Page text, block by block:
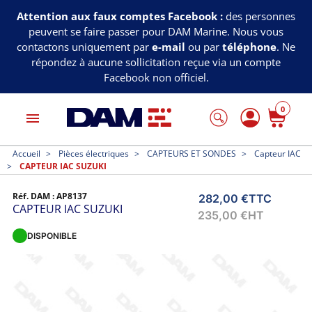
Attention aux faux comptes Facebook : des personnes
peuvent se faire passer pour DAM Marine. Nous vous
contactons uniquement par e-mail ou par téléphone. Ne
répondez à aucune sollicitation reçue via un compte
Facebook non officiel.
menu
0
Accueil Pièces électriques CAPTEURS ET SONDES
Capteur IAC
CAPTEUR IAC SUZUKI
Réf. DAM :AP8137
CAPTEUR IAC SUZUKI
282,00 €TTC
235,00 €HT
DISPONIBLE